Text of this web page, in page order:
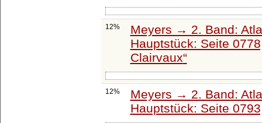
12%
Meyers → 2. Band:
Hauptstück: Seite
Clairvaux
12%
Meyers → 2. Band:
Hauptstück: Seite